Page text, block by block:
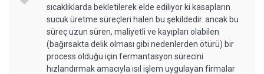
sıcaklıklarda bekletilerek elde ediliyor ki kasapların
sucuk üretme süreçleri halen bu şekildedir. ancak bu
süreç uzun süren, maliyetli ve kayıpları olabilen
(bağırsakta delik olması gibi nedenlerden ötürü) bir
process olduğu için fermantasyon sürecini
hızlandırmak amacıyla ısıl işlem uygulayan firmalar